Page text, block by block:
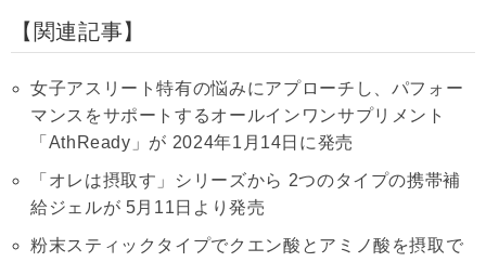
関連記事
女子アスリート特有の悩みにアプローチし、パフォー
マンスをサポートするオールインワンサプリメント
「AthReady」が 2024年1月14日に発売
「オレは摂取す」シリーズから 2つのタイプの携帯補
給ジェルが 5月11日より発売
粉末スティックタイプでクエン酸とアミノ酸を摂取で